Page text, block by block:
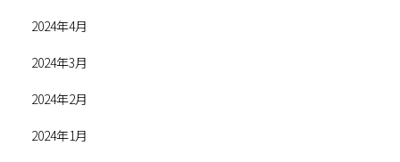
2024年4月
2024年3月
2024年2月
2024年1月